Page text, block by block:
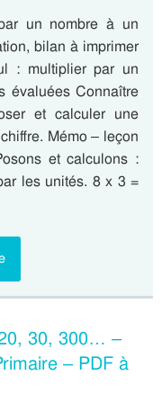
un nombre à un
bilan à imprimer
: multiplier par un
évaluées Connaître
et calculer une
Mémo – leçon
et calculons :
les unités. 8 x 3 =
30, 300… –
– PDF à